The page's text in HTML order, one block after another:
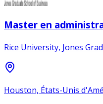
Master en
Rice University, Jones
Houston, États-Unis